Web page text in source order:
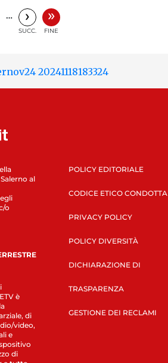
… ›
SUCC.
»
FINE
al
o
è
di
video,
e
di
POLICY EDITORIALE
CODICE ETICO CONDOTTA
PRIVACY POLICY
POLICY DIVERSITÀ
DICHIARAZIONE DI
TRASPARENZA
GESTIONE DEI RECLAMI